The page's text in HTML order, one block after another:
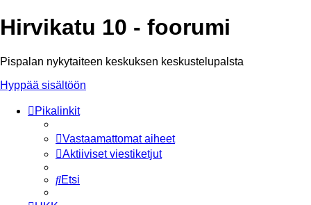
Hirvikatu 10 - foorumi
Pispalan nykytaiteen keskuksen keskustelupalsta
Hyppää sisältöön
Pikalinkit
Vastaamattomat aiheet
Aktiiviset viestiketjut
Etsi